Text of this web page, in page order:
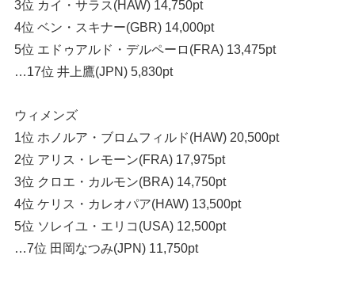
3位 カイ・サラス(HAW) 14,750pt
4位 ベン・スキナー(GBR) 14,000pt
5位 エドゥアルド・デルペーロ(FRA) 13,475pt
…17位 井上鷹(JPN) 5,830pt
ウィメンズ
1位 ホノルア・ブロムフィルド(HAW) 20,500pt
2位 アリス・レモーン(FRA) 17,975pt
3位 クロエ・カルモン(BRA) 14,750pt
4位 ケリス・カレオパア(HAW) 13,500pt
5位 ソレイユ・エリコ(USA) 12,500pt
…7位 田岡なつみ(JPN) 11,750pt